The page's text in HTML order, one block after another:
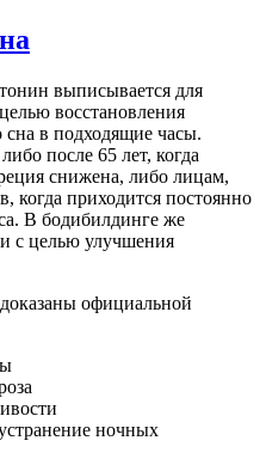
выписывается для
восстановления
сна в подходящие часы.
после 65 лет, когда
снижена, либо лицам,
когда приходится постоянно
В бодибилдинге же
с целью улучшения
официальной
ночных